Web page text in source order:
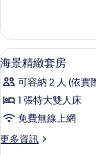
床
的
所
有
相
片
客
房,
2
單
人
的
詳
情
顯
示
海
景
精
緻
5
海景精緻套房
可容納 2 人 (依實
1 張特大雙人床
免費無線上網
更多資訊
更